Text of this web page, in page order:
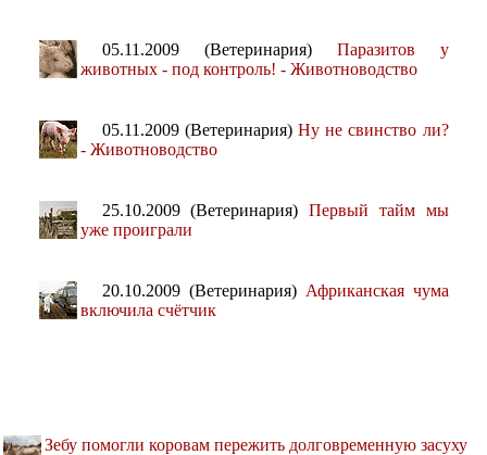
05.11.2009 (Ветеринария) Паразитов у
животных - под контроль! - Животноводство
05.11.2009 (Ветеринария) Ну не свинство ли?
- Животноводство
25.10.2009 (Ветеринария) Первый тайм мы
уже проиграли
20.10.2009 (Ветеринария) Африканская чума
включила счётчик
Зебу помогли коровам пережить долговременную засуху